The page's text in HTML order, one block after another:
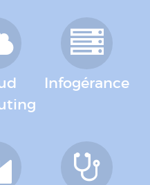
Infogérance